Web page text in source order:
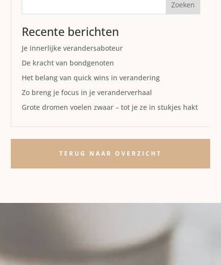
Zoeken
Recente berichten
Je innerlijke verandersaboteur
De kracht van bondgenoten
Het belang van quick wins in verandering
Zo breng je focus in je veranderverhaal
Grote dromen voelen zwaar – tot je ze in stukjes hakt
TERUG NAAR OVERZICHT